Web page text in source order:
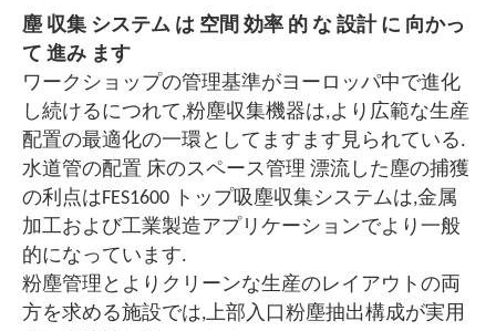
塵 収集 システム は 空間 効率 的 な 設計 に 向かっ
て 進み ます
ワークショップの管理基準がヨーロッパ中で進化
し続けるにつれて,粉塵収集機器は,より広範な生産
配置の最適化の一環としてますます見られている.
水道管の配置 床のスペース管理 漂流した塵の捕獲
の利点はFES1600 トップ吸塵収集システムは,金属
加工および工業製造アプリケーションでより一般
的になっています.
粉塵管理とよりクリーンな生産のレイアウトの両
方を求める施設では,上部入口粉塵抽出構成が実用